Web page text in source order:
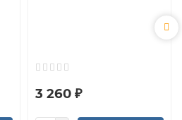
3 260 ₽